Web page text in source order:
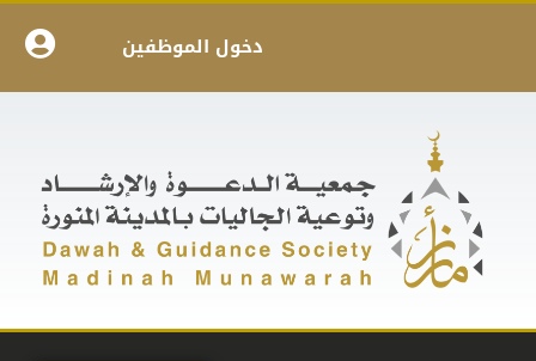
دخول الموظفين